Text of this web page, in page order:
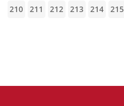
210 211 212 213 214 215